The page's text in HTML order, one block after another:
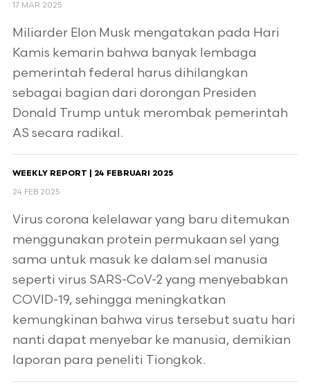
17 MAR 2025
Miliarder Elon Musk mengatakan pada Hari
Kamis kemarin bahwa banyak lembaga
pemerintah federal harus dihilangkan
sebagai bagian dari dorongan Presiden
Donald Trump untuk merombak pemerintah
AS secara radikal.
WEEKLY REPORT | 24 FEBRUARI 2025
24 FEB 2025
Virus corona kelelawar yang baru ditemukan
menggunakan protein permukaan sel yang
sama untuk masuk ke dalam sel manusia
seperti virus SARS-CoV-2 yang menyebabkan
COVID-19, sehingga meningkatkan
kemungkinan bahwa virus tersebut suatu hari
nanti dapat menyebar ke manusia, demikian
laporan para peneliti Tiongkok.